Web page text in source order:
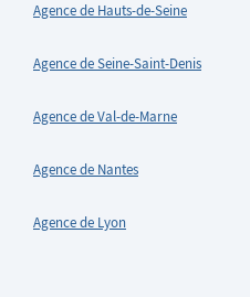
Agence de Hauts-de-Seine
Agence de Seine-Saint-Denis
Agence de Val-de-Marne
Agence de Nantes
Agence de Lyon